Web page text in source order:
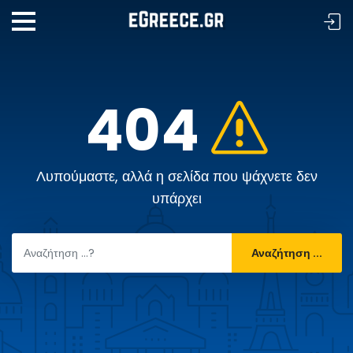
404
Λυπούμαστε, αλλά η σελίδα που ψάχνετε δεν
υπάρχει